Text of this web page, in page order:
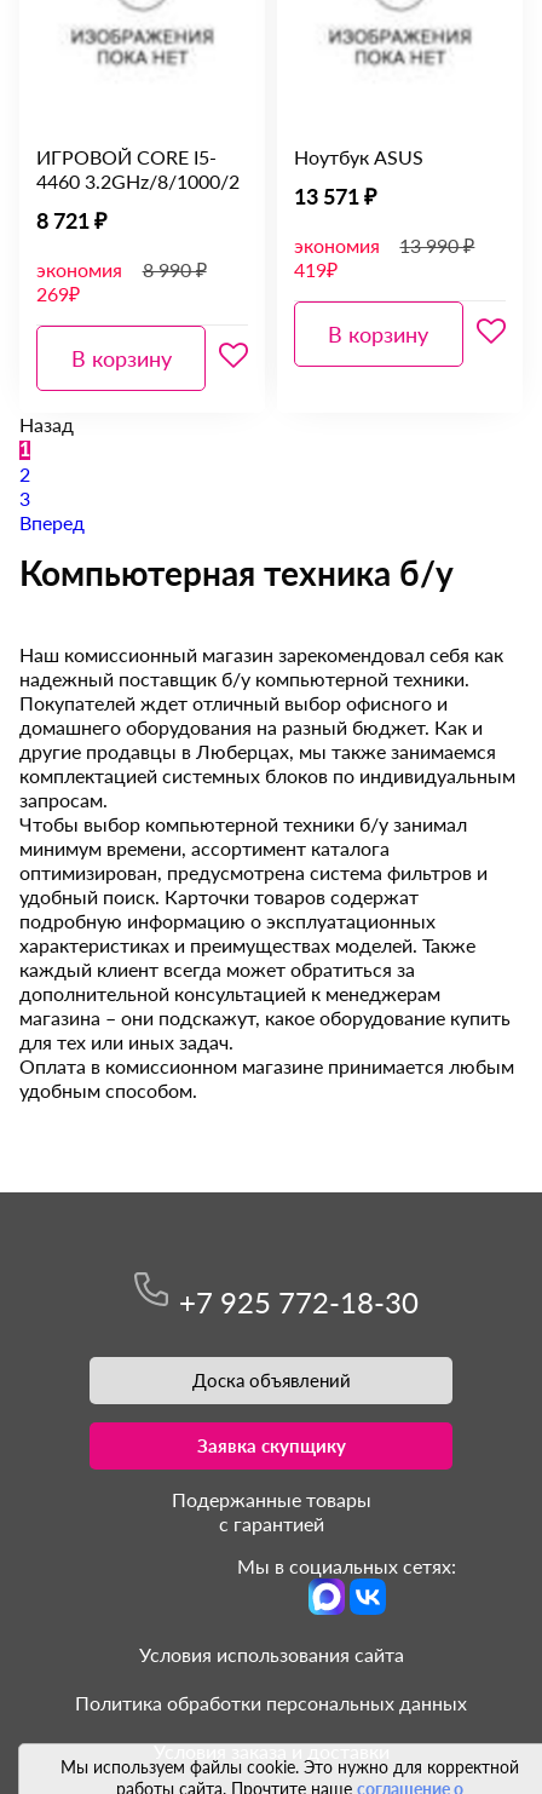
ИГРОВОЙ CORE I5-
4460 3.2GHz/8/1000/2
8 721 ₽
экономия
269₽
8 990 ₽
В корзину
Ноутбук ASUS
13 571 ₽
экономия
419₽
13 990 ₽
В корзину
Назад
1
2
3
Вперед
Компьютерная техника б/у
Наш комиссионный магазин зарекомендовал себя как
надежный поставщик б/у компьютерной техники.
Покупателей ждет отличный выбор офисного и
домашнего оборудования на разный бюджет. Как и
другие продавцы в Люберцах, мы также занимаемся
комплектацией системных блоков по индивидуальным
запросам.
Чтобы выбор компьютерной техники б/у занимал
минимум времени, ассортимент каталога
оптимизирован, предусмотрена система фильтров и
удобный поиск. Карточки товаров содержат
подробную информацию о эксплуатационных
характеристиках и преимуществах моделей. Также
каждый клиент всегда может обратиться за
дополнительной консультацией к менеджерам
магазина – они подскажут, какое оборудование купить
для тех или иных задач.
Оплата в комиссионном магазине принимается любым
удобным способом.
Мы используем файлы cookie. Это нужно для корректной
работы сайта. Прочтите наше соглашение о
+7 925 772-18-30
Доска объявлений
Заявка скупщику
Подержанные товары
с гарантией
Мы в социальных сетях:
Условия использования сайта
Политика обработки персональных данных
Условия заказа и доставки